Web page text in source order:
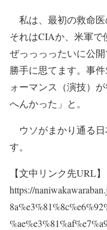
私は、最初の救命医
それはCIAか、米軍で
ぜっっっったいに公
勝手に思てます。事
ォーマンス（演技）
へんかった」と。
ウソがまかり通る
す。
【文中リンク先URL】
https://